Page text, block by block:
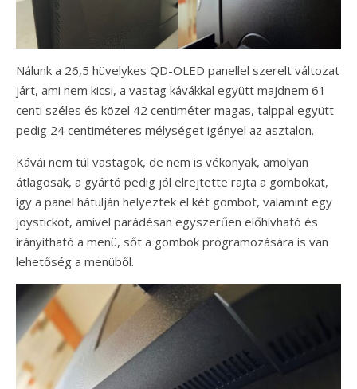
Nálunk a 26,5 hüvelykes QD-OLED panellel szerelt változat
járt, ami nem kicsi, a vastag kávákkal együtt majdnem 61
centi széles és közel 42 centiméter magas, talppal együtt
pedig 24 centiméteres mélységet igényel az asztalon.
Kávái nem túl vastagok, de nem is vékonyak, amolyan
átlagosak, a gyártó pedig jól elrejtette rajta a gombokat,
így a panel hátulján helyeztek el két gombot, valamint egy
joystickot, amivel parádésan egyszerűen előhívható és
irányítható a menü, sőt a gombok programozására is van
lehetőség a menüből.